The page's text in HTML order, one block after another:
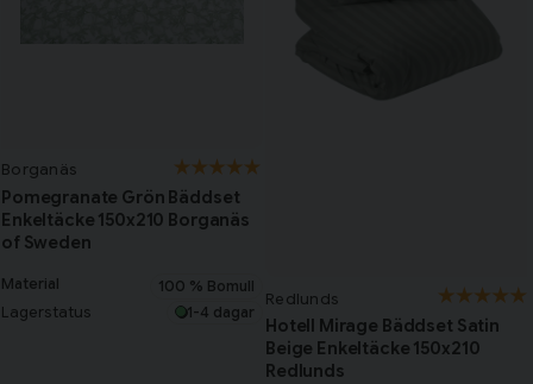
Borganäs
Pomegranate Grön Bäddset
Enkeltäcke 150x210 Borganäs
of Sweden
Material 100 % Bomull
Lagerstatus 1-4 dagar
Redlunds
Hotell Mirage Bäddset Satin
Beige Enkeltäcke 150x210
Redlunds